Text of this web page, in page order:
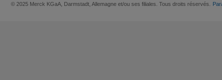
© 2025 Merck KGaA, Darmstadt, Allemagne et/ou ses filiales. Tous droits réservés.